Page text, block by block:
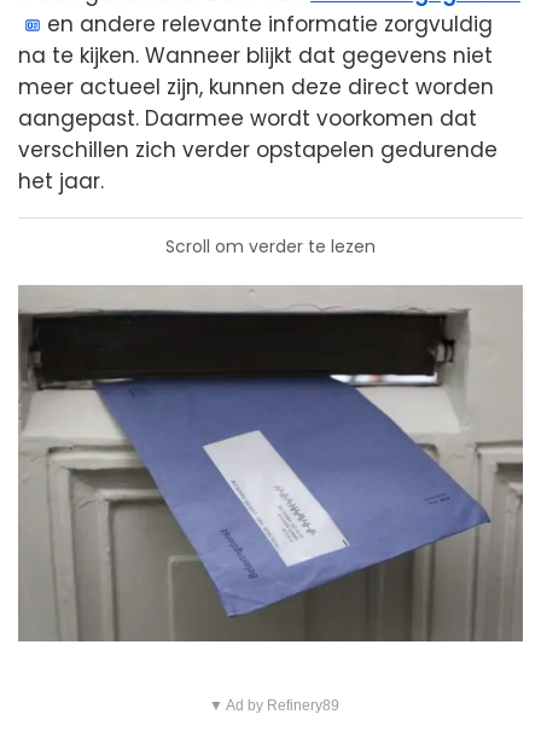
en andere relevante informatie zorgvuldig
na te kijken. Wanneer blijkt dat gegevens niet
meer actueel zijn, kunnen deze direct worden
aangepast. Daarmee wordt voorkomen dat
verschillen zich verder opstapelen gedurende
het jaar.
Scroll om verder te lezen
▼ Ad by Refinery89